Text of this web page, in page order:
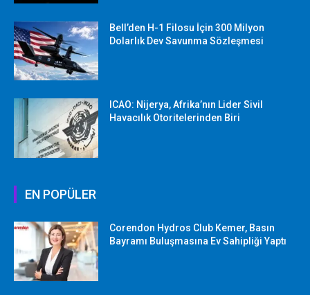
Bell’den H-1 Filosu İçin 300 Milyon
Dolarlık Dev Savunma Sözleşmesi
ICAO: Nijerya, Afrika’nın Lider Sivil
Havacılık Otoritelerinden Biri
EN POPÜLER
Corendon Hydros Club Kemer, Basın
Bayramı Buluşmasına Ev Sahipliği Yaptı